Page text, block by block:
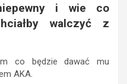
i wie co
walczyć z
co będzie dawać mu
AKA.